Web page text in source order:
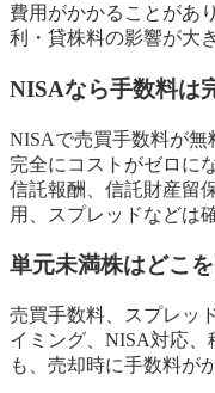
費用がかかることがあ
利・貸株料の影響が大
NISAなら手数料は
NISAで売買手数料が無
完全にコストがゼロに
信託報酬、信託財産留
用、スプレッドなどは
単元未満株はどこ
売買手数料、スプレッ
イミング、NISA対応
も、売却時に手数料が